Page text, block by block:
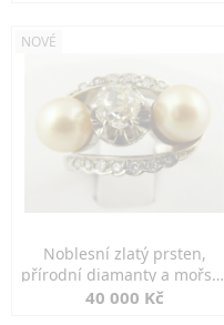
NOVÉ
Noblesní zlatý prsten,
přírodní diamanty a mořské
perly
40 000 Kč